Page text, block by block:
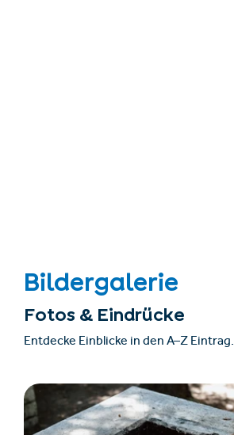
Bildergalerie
Fotos & Eindrücke
Entdecke Einblicke in den A–Z Eintrag.